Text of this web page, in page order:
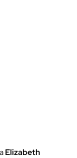
Elizabeth